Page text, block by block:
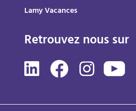
Lamy Vacances
Retrouvez nous sur